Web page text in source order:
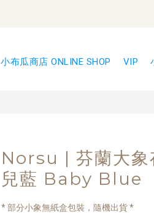
小布瓜商店 ONLINE SHOP VIP
Norsu | 芬蘭大象
兒藍 Baby Blue
* 部分小象無紙盒包裝，隨機出貨 *